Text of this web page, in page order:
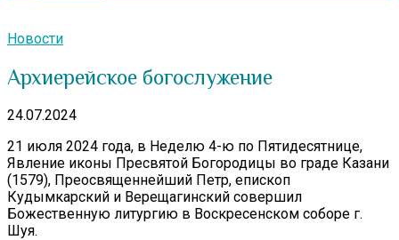
Новости
Архиерейское богослужение
24.07.2024
21 июля 2024 года, в Неделю 4-ю по Пятидесятнице,
Явление иконы Пресвятой Богородицы во граде Казани
(1579), Преосвященнейший Петр, епископ
Кудымкарский и Верещагинский совершил
Божественную литургию в Воскресенском соборе г.
Шуя.